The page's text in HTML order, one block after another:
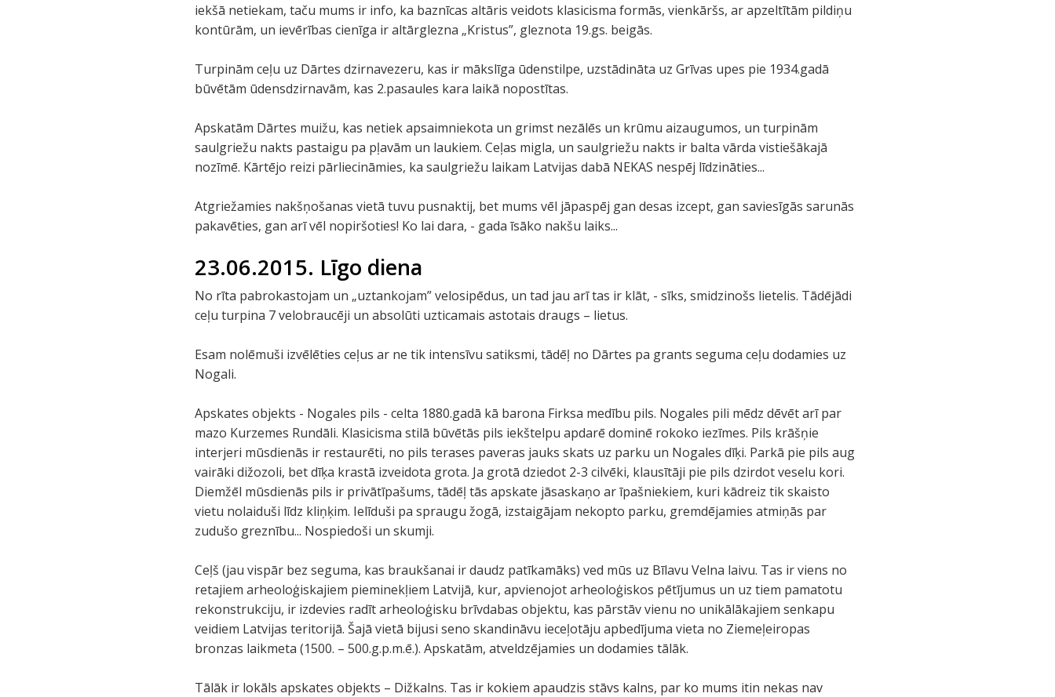
iekšā netiekam, taču mums ir info, ka baznīcas altāris veidots klasicisma formās, vienkāršs, ar apzeltītām pildiņu
kontūrām, un ievērības cienīga ir altārglezna „Kristus”, gleznota 19.gs. beigās.
Turpinām ceļu uz Dārtes dzirnavezeru, kas ir mākslīga ūdenstilpe, uzstādināta uz Grīvas upes pie 1934.gadā
būvētām ūdensdzirnavām, kas 2.pasaules kara laikā nopostītas.
Apskatām Dārtes muižu, kas netiek apsaimniekota un grimst nezālēs un krūmu aizaugumos, un turpinām
saulgriežu nakts pastaigu pa pļavām un laukiem. Ceļas migla, un saulgriežu nakts ir balta vārda vistiešākajā
nozīmē. Kārtējo reizi pārliecināmies, ka saulgriežu laikam Latvijas dabā NEKAS nespēj līdzināties...
Atgriežamies nakšņošanas vietā tuvu pusnaktij, bet mums vēl jāpaspēj gan desas izcept, gan saviesīgās sarunās
pakavēties, gan arī vēl nopiršoties! Ko lai dara, - gada īsāko nakšu laiks...
23.06.2015. Līgo diena
No rīta pabrokastojam un „uztankojam” velosipēdus, un tad jau arī tas ir klāt, - sīks, smidzinošs lietelis. Tādējādi
ceļu turpina 7 velobraucēji un absolūti uzticamais astotais draugs – lietus.
Esam nolēmuši izvēlēties ceļus ar ne tik intensīvu satiksmi, tādēļ no Dārtes pa grants seguma ceļu dodamies uz
Nogali.
Apskates objekts - Nogales pils - celta 1880.gadā kā barona Firksa medību pils. Nogales pili mēdz dēvēt arī par
mazo Kurzemes Rundāli. Klasicisma stilā būvētās pils iekštelpu apdarē dominē rokoko iezīmes. Pils krāšņie
interjeri mūsdienās ir restaurēti, no pils terases paveras jauks skats uz parku un Nogales dīķi. Parkā pie pils aug
vairāki dižozoli, bet dīķa krastā izveidota grota. Ja grotā dziedot 2-3 cilvēki, klausītāji pie pils dzirdot veselu kori.
Diemžēl mūsdienās pils ir privātīpašums, tādēļ tās apskate jāsaskaņo ar īpašniekiem, kuri kādreiz tik skaisto
vietu nolaiduši līdz kliņķim. Ielīduši pa spraugu žogā, izstaigājam nekopto parku, gremdējamies atmiņās par
zudušo greznību... Nospiedoši un skumji.
Ceļš (jau vispār bez seguma, kas braukšanai ir daudz patīkamāks) ved mūs uz Bīlavu Velna laivu. Tas ir viens no
retajiem arheoloģiskajiem pieminekļiem Latvijā, kur, apvienojot arheoloģiskos pētījumus un uz tiem pamatotu
rekonstrukciju, ir izdevies radīt arheoloģisku brīvdabas objektu, kas pārstāv vienu no unikālākajiem senkapu
veidiem Latvijas teritorijā. Šajā vietā bijusi seno skandināvu ieceļotāju apbedījuma vieta no Ziemeļeiropas
bronzas laikmeta (1500. – 500.g.p.m.ē.). Apskatām, atveldzējamies un dodamies tālāk.
Tālāk ir lokāls apskates objekts – Dižkalns. Tas ir kokiem apaudzis stāvs kalns, par ko mums itin nekas nav